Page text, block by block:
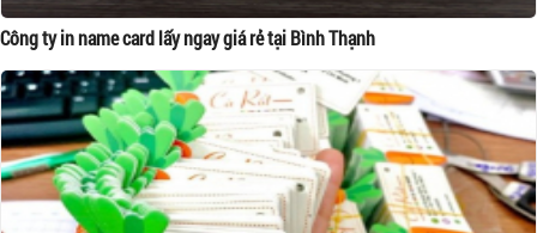
Công ty in name card lấy ngay giá rẻ tại Bình Thạnh